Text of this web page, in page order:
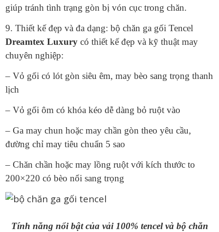
giúp tránh tình trạng gòn bị vón cục trong chăn.
9. Thiết kế đẹp và đa dạng: bộ chăn ga gối Tencel
Dreamtex Luxury có thiết kế đẹp và kỹ thuật may
chuyên nghiệp:
– Vỏ gối có lót gòn siêu êm, may bèo sang trọng thanh
lịch
– Vỏ gối ôm có khóa kéo dễ dàng bỏ ruột vào
– Ga may chun hoặc may chần gòn theo yêu cầu,
đường chỉ may tiêu chuẩn 5 sao
– Chăn chần hoặc may lồng ruột với kích thước to
200×220 có bèo nổi sang trọng
Tính năng nổi bật của vải 100% tencel và bộ chăn